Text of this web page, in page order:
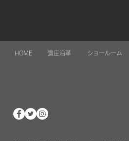
HOME 齋庄沿革 ショールーム